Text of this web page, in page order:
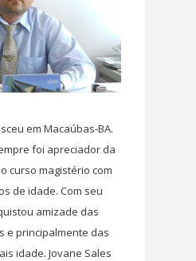
em Macaúbas-BA.
foi apreciador da
curso magistério com
de idade. Com seu
amizade das
e principalmente das
idade. Jovane Sales